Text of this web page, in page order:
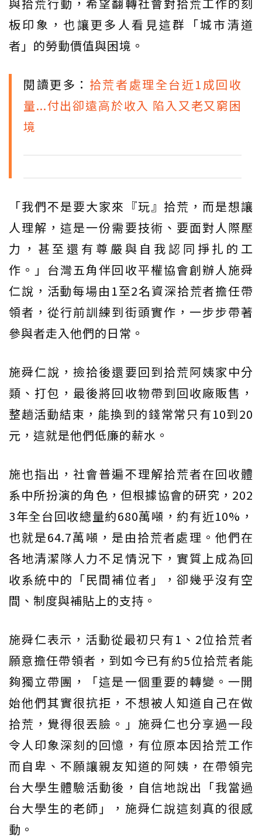
板印象，也讓更多人看見這群「城市清道
者」的勞動價值與困境。
閱讀更多： 拾荒者處理全台近1成回收
量...付出卻遠高於收入 陷入又老又窮困
境
「我們不是要大家來『玩』拾荒，而是想讓
人理解，這是一份需要技術、要面對人際壓
力，甚至還有尊嚴與自我認同掙扎的工
作。」台灣五角伴回收平權協會創辦人施舜
仁說，活動每場由1至2名資深拾荒者擔任帶
領者，從行前訓練到街頭實作，一步步帶著
參與者走入他們的日常。
施舜仁說，撿拾後還要回到拾荒阿姨家中分
類、打包，最後將回收物帶到回收廠販售，
整趟活動結束，能換到的錢常常只有10到20
元，這就是他們低廉的薪水。
施也指出，社會普遍不理解拾荒者在回收體
系中所扮演的角色，但根據協會的研究，202
3年全台回收總量約680萬噸，約有近10%，
也就是64.7萬噸，是由拾荒者處理。他們在
各地清潔隊人力不足情況下，實質上成為回
收系統中的「民間補位者」，卻幾乎沒有空
間、制度與補貼上的支持。
施舜仁表示，活動從最初只有1、2位拾荒者
願意擔任帶領者，到如今已有約5位拾荒者能
夠獨立帶團，「這是一個重要的轉變。一開
始他們其實很抗拒，不想被人知道自己在做
拾荒，覺得很丟臉。」施舜仁也分享過一段
令人印象深刻的回憶，有位原本因拾荒工作
而自卑、不願讓親友知道的阿姨，在帶領完
台大學生體驗活動後，自信地說出「我當過
台大學生的老師」，施舜仁說這刻真的很感
動。